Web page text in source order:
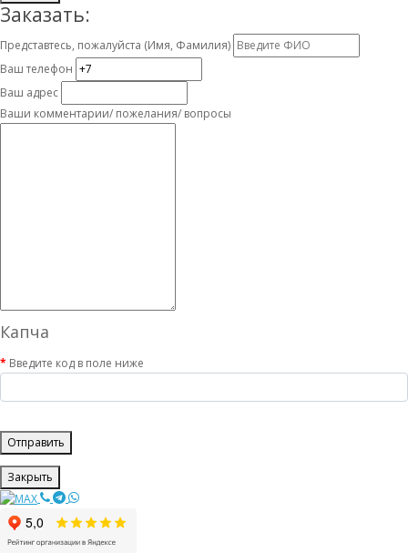
Заказать:
Представтесь, пожалуйста (Имя, Фамилия)
Ваш телефон
Ваш адрес
Ваши комментарии/ пожелания/ вопросы
Капча
Введите код в поле ниже
Отправить
Закрыть